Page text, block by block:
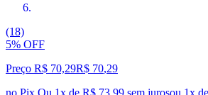
(18)
5% OFF
Preço R$ 70,29R$ 70,29
no Pix Ou 1x de R$ 73,99 sem jurosou 1x de